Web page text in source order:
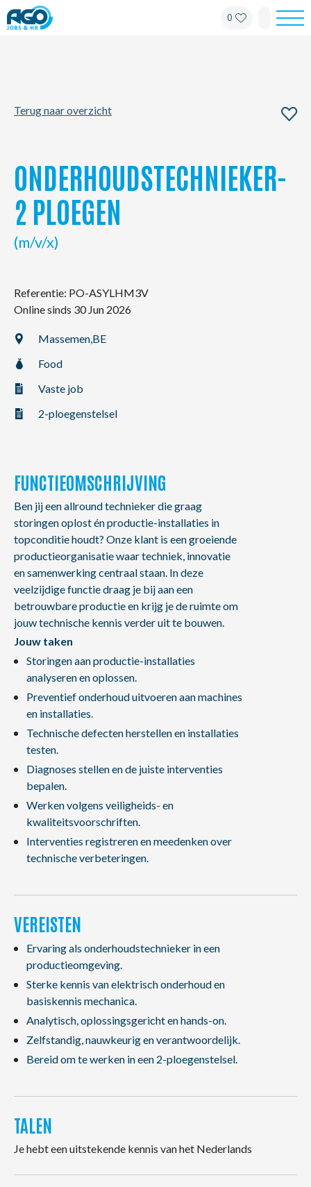
0
Kantoren
My AGO
NL FR EN
Terug naar overzicht
ONDERHOUDSTECHNIEKER-
2 PLOEGEN
(m/v/x)
Referentie: PO-ASYLHM3V
Online sinds 30 Jun 2026
Massemen,BE
Food
Vaste job
2-ploegenstelsel
FUNCTIEOMSCHRIJVING
Ben jij een allround technieker die graag
storingen oplost én productie-installaties in
topconditie houdt? Onze klant is een groeiende
productieorganisatie waar techniek, innovatie
en samenwerking centraal staan. In deze
veelzijdige functie draag je bij aan een
betrouwbare productie en krijg je de ruimte om
jouw technische kennis verder uit te bouwen.
Jouw taken
Storingen aan productie-installaties
analyseren en oplossen.
Preventief onderhoud uitvoeren aan machines
en installaties.
Technische defecten herstellen en installaties
testen.
Diagnoses stellen en de juiste interventies
bepalen.
Werken volgens veiligheids- en
kwaliteitsvoorschriften.
Interventies registreren en meedenken over
technische verbeteringen.
VEREISTEN
Ervaring als onderhoudstechnieker in een
productieomgeving.
Sterke kennis van elektrisch onderhoud en
basiskennis mechanica.
Analytisch, oplossingsgericht en hands-on.
Zelfstandig, nauwkeurig en verantwoordelijk.
Bereid om te werken in een 2-ploegenstelsel.
TALEN
Je hebt een uitstekende kennis van het Nederlands